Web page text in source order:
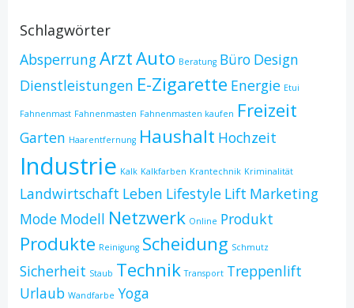
Schlagwörter
AbsperrungArztAuto Beratung Büro Design
Dienstleistungen E-Zigarette Energie Etui
Fahnenmast Fahnenmasten Fahnenmasten kaufen Freizeit
Garten Haarentfernung Haushalt Hochzeit
Industrie Kalk Kalkfarben Krantechnik Kriminalität
Landwirtschaft Leben Lifestyle Lift Marketing
Mode Modell Netzwerk Online Produkt
Produkte Reinigung Scheidung Schmutz
Sicherheit Staub Technik Transport Treppenlift
Urlaub Wandfarbe Yoga